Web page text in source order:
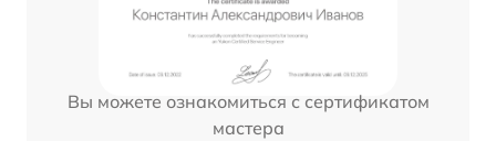
Вы можете ознакомиться с сертификатом
мастера